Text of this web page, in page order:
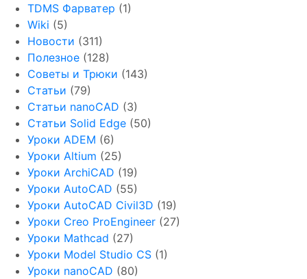
TDMS Фарватер (1)
Wiki (5)
Новости (311)
Полезное (128)
Советы и Трюки (143)
Статьи (79)
Статьи nanoCAD (3)
Статьи Solid Edge (50)
Уроки ADEM (6)
Уроки Altium (25)
Уроки ArchiCAD (19)
Уроки AutoCAD (55)
Уроки AutoCAD Civil3D (19)
Уроки Creo ProEngineer (27)
Уроки Mathcad (27)
Уроки Model Studio CS (1)
Уроки nanoCAD (80)